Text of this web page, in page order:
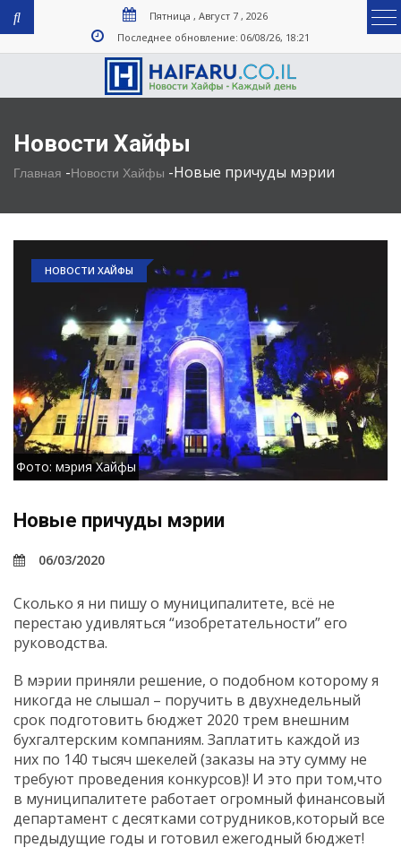
Пятница , Август 7 , 2026
Последнее обновление: 06/08/26, 18:21
Новости Хайфы
Главная -Новости Хайфы -Новые причуды мэрии
НОВОСТИ ХАЙФЫ
Фото: мэрия Хайфы
Новые причуды мэрии
06/03/2020
Сколько я ни пишу о муниципалитете, всё не
перестаю удивляться “изобретательности” его
руководства.
В мэрии приняли решение, о подобном которому я
никогда не слышал – поручить в двухнедельный
срок подготовить бюджет 2020 трем внешним
бухгалтерским компаниям. Заплатить каждой из
них по 140 тысяч шекелей (заказы на эту сумму не
требуют проведения конкурсов)! И это при том,что
в муниципалитете работает огромный финансовый
департамент с десятками сотрудников,который все
предыдущие годы и готовил ежегодный бюджет!